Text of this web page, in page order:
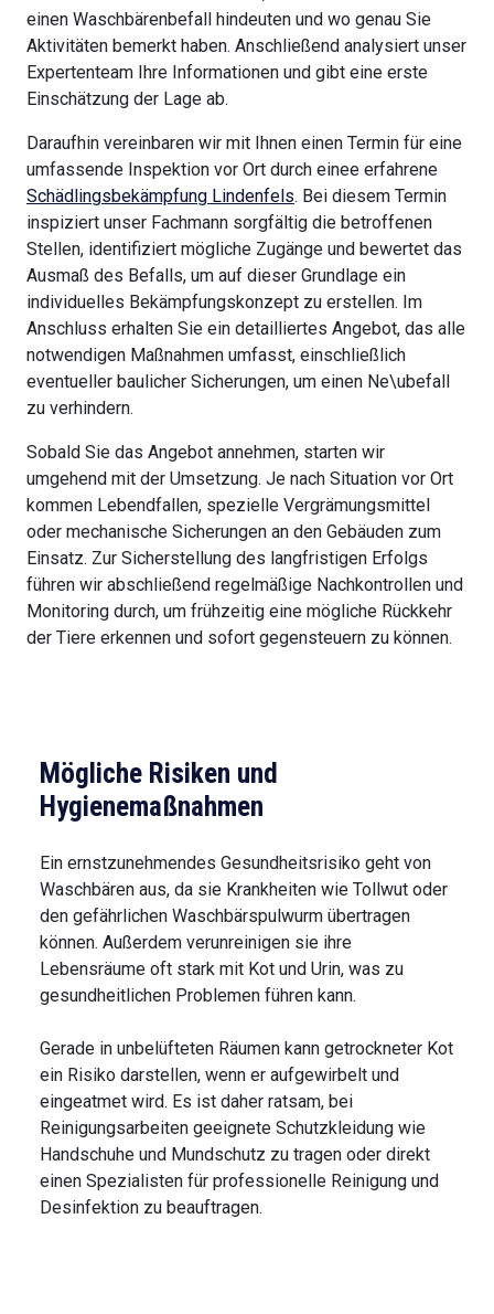
einen Waschbärenbefall hindeuten und wo genau Sie
Aktivitäten bemerkt haben. Anschließend analysiert unser
Expertenteam Ihre Informationen und gibt eine erste
Einschätzung der Lage ab.
Daraufhin vereinbaren wir mit Ihnen einen Termin für eine
umfassende Inspektion vor Ort durch einee erfahrene
Schädlingsbekämpfung Lindenfels. Bei diesem Termin
inspiziert unser Fachmann sorgfältig die betroffenen
Stellen, identifiziert mögliche Zugänge und bewertet das
Ausmaß des Befalls, um auf dieser Grundlage ein
individuelles Bekämpfungskonzept zu erstellen. Im
Anschluss erhalten Sie ein detailliertes Angebot, das alle
notwendigen Maßnahmen umfasst, einschließlich
eventueller baulicher Sicherungen, um einen Ne\ubefall
zu verhindern.
Sobald Sie das Angebot annehmen, starten wir
umgehend mit der Umsetzung. Je nach Situation vor Ort
kommen Lebendfallen, spezielle Vergrämungsmittel
oder mechanische Sicherungen an den Gebäuden zum
Einsatz. Zur Sicherstellung des langfristigen Erfolgs
führen wir abschließend regelmäßige Nachkontrollen und
Monitoring durch, um frühzeitig eine mögliche Rückkehr
der Tiere erkennen und sofort gegensteuern zu können.
Mögliche Risiken und
Hygienemaßnahmen
Ein ernstzunehmendes Gesundheitsrisiko geht von
Waschbären aus, da sie Krankheiten wie Tollwut oder
den gefährlichen Waschbärspulwurm übertragen
können. Außerdem verunreinigen sie ihre
Lebensräume oft stark mit Kot und Urin, was zu
gesundheitlichen Problemen führen kann.
Gerade in unbelüfteten Räumen kann getrockneter Kot
ein Risiko darstellen, wenn er aufgewirbelt und
eingeatmet wird. Es ist daher ratsam, bei
Reinigungsarbeiten geeignete Schutzkleidung wie
Handschuhe und Mundschutz zu tragen oder direkt
einen Spezialisten für professionelle Reinigung und
Desinfektion zu beauftragen.